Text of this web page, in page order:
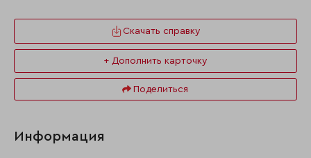
Скачать справку
+ Дополнить карточку
Поделиться
Информация